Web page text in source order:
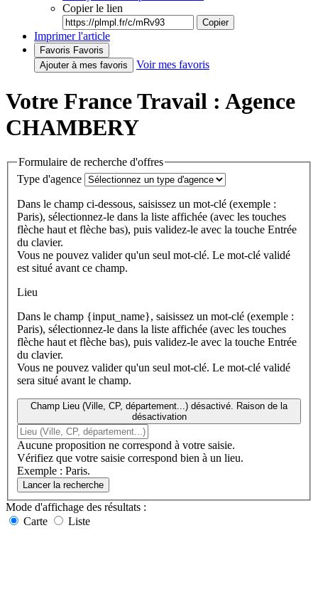
Copier le lien
Copier
Imprimer l'article
Favoris Favoris
Ajouter à mes favoris
Voir mes favoris
Votre France Travail : Agence
CHAMBERY
Formulaire de recherche d'offres
Type d'agence
Dans le champ ci-dessous, saisissez un mot-clé (exemple :
Paris), sélectionnez-le dans la liste affichée (avec les touches
flèche haut et flèche bas), puis validez-le avec la touche Entrée
du clavier.
Vous ne pouvez valider qu'un seul mot-clé. Le mot-clé validé
est situé avant ce champ.
Lieu
Dans le champ {input_name}, saisissez un mot-clé (exemple :
Paris), sélectionnez-le dans la liste affichée (avec les touches
flèche haut et flèche bas), puis validez-le avec la touche Entrée
du clavier.
Vous ne pouvez valider qu'un seul mot-clé. Le mot-clé validé
sera situé avant le champ.
Champ Lieu (Ville, CP, département...) désactivé. Raison de la
désactivation
Aucune proposition ne correspond à votre saisie.
Vérifiez que votre saisie correspond bien à un lieu.
Exemple : Paris.
Lancer la recherche
Mode d'affichage des résultats :
Carte
Liste